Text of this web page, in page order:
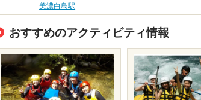
美濃白鳥駅
おすすめのアクティビティ情報